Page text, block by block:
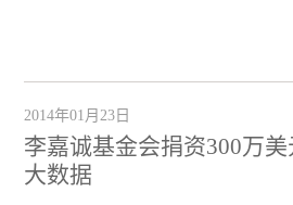
2014年01月23日
李嘉诚基金会捐资300万
大数据